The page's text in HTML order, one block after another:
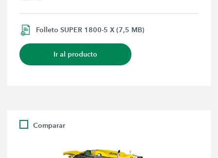
Folleto SUPER 1800-5 X (7,5 MB)
Ir al producto
Comparar